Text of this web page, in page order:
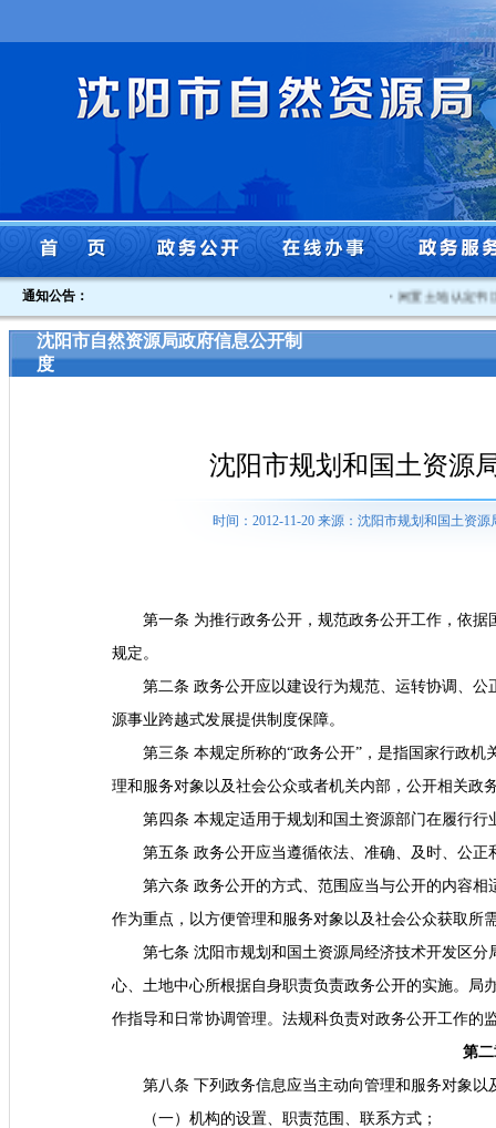
通知公告： 闲置土地认定书沈
沈阳市自然资源局政府信息公开制
度
沈阳市规划和国土资源
时间：2012-11-20 来源：沈阳市规划和国土资
第一条 为推行政务公开，规范政务公开工作，依
规定。
第二条 政务公开应以建设行为规范、运转协调、
源事业跨越式发展提供制度保障。
第三条 本规定所称的“政务公开”，是指国家行政
理和服务对象以及社会公众或者机关内部，公开相关政
第四条 本规定适用于规划和国土资源部门在履行
第五条 政务公开应当遵循依法、准确、及时、公正
第六条 政务公开的方式、范围应当与公开的内容
作为重点，以方便管理和服务对象以及社会公众获取所
第七条 沈阳市规划和国土资源局经济技术开发区
心、土地中心所根据自身职责负责政务公开的实施。局
作指导和日常协调管理。法规科负责对政务公开工作的
第
第八条 下列政务信息应当主动向管理和服务对象以
（一）机构的设置、职责范围、联系方式；